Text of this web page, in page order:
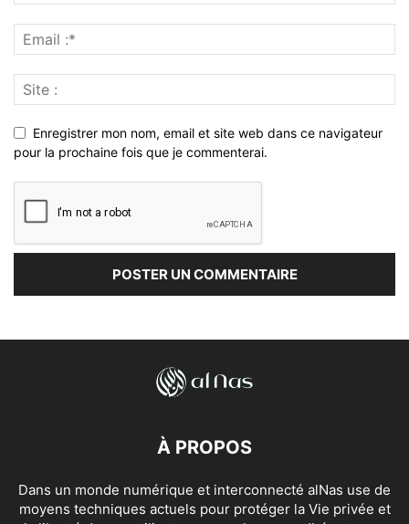
Enregistrer mon nom, email et site web dans ce navigateur
pour la prochaine fois que je commenterai.
À PROPOS
Dans un monde numérique et interconnecté alNas use de
moyens techniques actuels pour protéger la Vie privée et